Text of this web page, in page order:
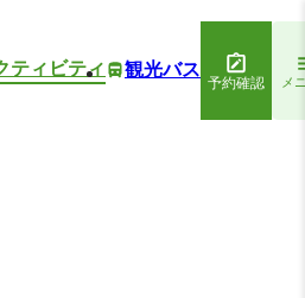
ティビティ 観光バス
予約確認 メ